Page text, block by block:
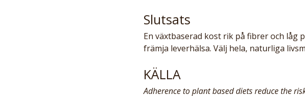
Slutsats
En växtbaserad kost rik på fibrer och låg
främja leverhälsa. Välj hela, naturliga
KÄLLA
Adherence to plant based diets reduce the